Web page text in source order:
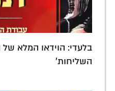
בלעדי: הוידאו המלא
השליחות'